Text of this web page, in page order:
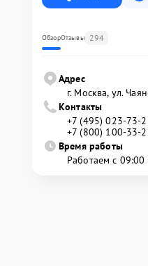
ОбзорОтзывы 294
Адрес
г. Москва, ул.
Контакты
+7 (495) 023-73-
+7 (800) 100-33-
Время работы
Работаем с